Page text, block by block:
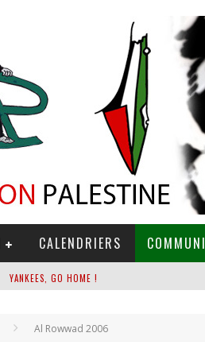
CALENDRIERS
YANKEES, GO HOME !
Al Rowwad 2006